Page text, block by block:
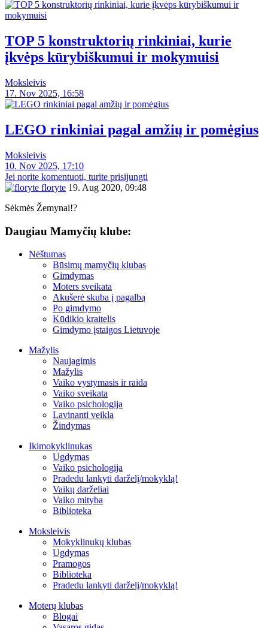
TOP 5 konstruktorių rinkiniai, kurie
įkvėps kūrybiškumui ir mokymuisi
Moksleivis
17. Nov 2025, 16:58
LEGO rinkiniai pagal amžių ir pomėgius
Moksleivis
10. Nov 2025, 17:10
Jei norite komentuoti, turite prisijungti
floryte 19. Aug 2020, 09:48
Sėkmės Žemynai!?
Daugiau Mamyčių klube:
Nėštumas
Būsimų mamyčių klubas
Gimdymas
Moters sveikata
Akušerė skuba į pagalbą
Po gimdymo
Kūdikio kraitelis
Gimdymo įstaigos Lietuvoje
Mažylis
Naujagimis
Mažylis
Vaiko vystymasis ir raida
Vaiko sveikata
Vaiko psichologija
Lavinanti veikla
Žindymas
Ikimokyklinukas
Ugdymas
Vaiko psichologija
Pradedu lankyti darželį/mokyklą!
Vaikų darželiai
Vaiko mityba
Biblioteka
Moksleivis
Mokyklinukų klubas
Ugdymas
Pramogos
Biblioteka
Pradedu lankyti darželį/mokyklą!
Moterų klubas
Blogai